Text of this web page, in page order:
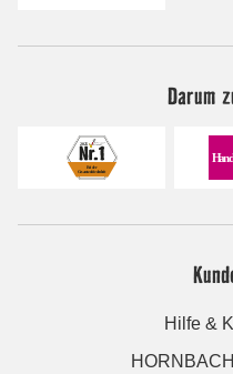
Darum
Hilfe &